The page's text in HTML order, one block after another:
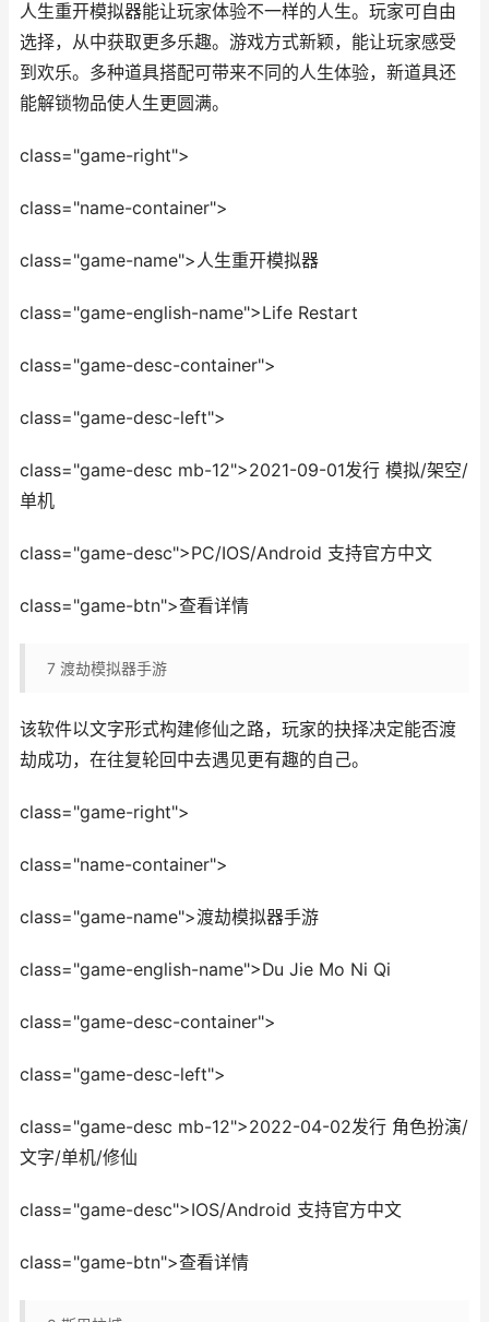
人生重开模拟器能让玩家体验不一样的人生。玩家可自由
选择，从中获取更多乐趣。游戏方式新颖，能让玩家感受
到欢乐。多种道具搭配可带来不同的人生体验，新道具还
能解锁物品使人生更圆满。
class="game-right">
class="name-container">
class="game-name">人生重开模拟器
class="game-english-name">Life Restart
class="game-desc-container">
class="game-desc-left">
class="game-desc mb-12">2021-09-01发行 模拟/架空/
单机
class="game-desc">PC/IOS/Android 支持官方中文
class="game-btn">查看详情
7 渡劫模拟器手游
该软件以文字形式构建修仙之路，玩家的抉择决定能否渡
劫成功，在往复轮回中去遇见更有趣的自己。
class="game-right">
class="name-container">
class="game-name">渡劫模拟器手游
class="game-english-name">Du Jie Mo Ni Qi
class="game-desc-container">
class="game-desc-left">
class="game-desc mb-12">2022-04-02发行 角色扮演/
文字/单机/修仙
class="game-desc">IOS/Android 支持官方中文
class="game-btn">查看详情